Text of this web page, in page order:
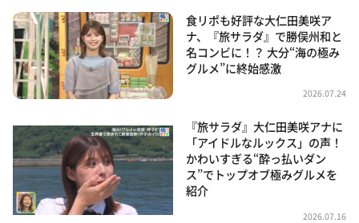
食リポも好評な大仁田美咲ア
ナ、『旅サラダ』で勝俣州和と
名コンビに！？ 大分“海の極み
グルメ”に終始感激
2026.07.24
『旅サラダ』大仁田美咲アナに
「アイドルなルックス」の声！
かわいすぎる“酔っ払いダン
ス”でトップオブ極みグルメを
紹介
2026.07.16